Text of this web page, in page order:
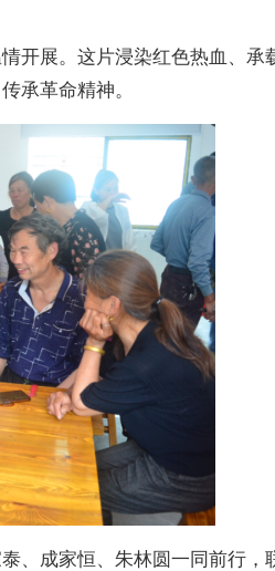
开展。这片浸染红色热血、承
承革命精神。
、成家恒、朱林圆一同前行，